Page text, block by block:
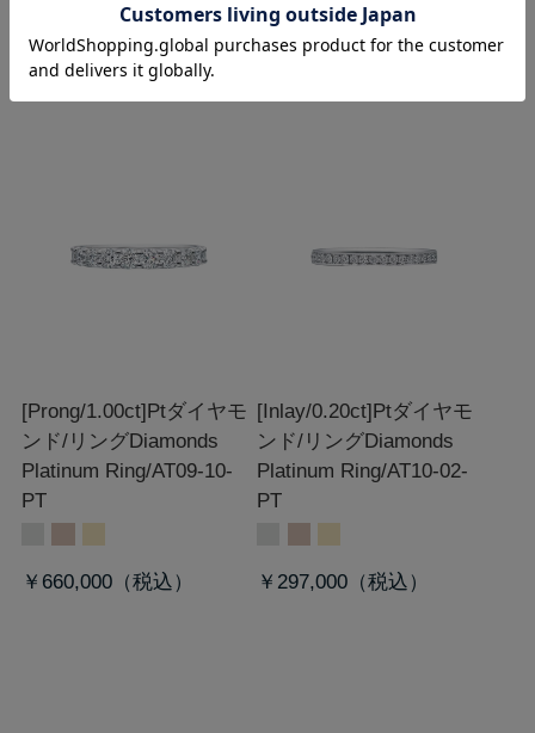
￥374,000
[Prong/1.00ct]Ptダイヤモ
ンド/リングDiamonds
Platinum Ring/AT09-10-
PT
￥660,000
[Inlay/0.20ct]Ptダイヤモ
ンド/リングDiamonds
Platinum Ring/AT10-02-
PT
￥297,000